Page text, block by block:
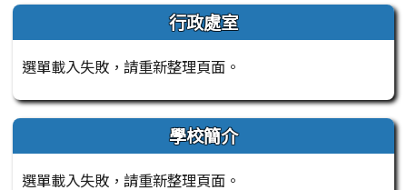
行政處室
選單載入失敗，請重新整理頁面。
學校簡介
選單載入失敗，請重新整理頁面。